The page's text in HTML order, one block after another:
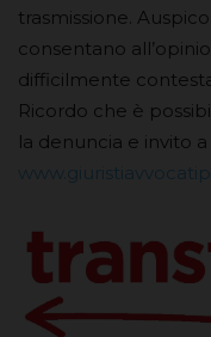
trasmissione.
consentano
difficilmente
Ricordo che è
la denuncia e invito a